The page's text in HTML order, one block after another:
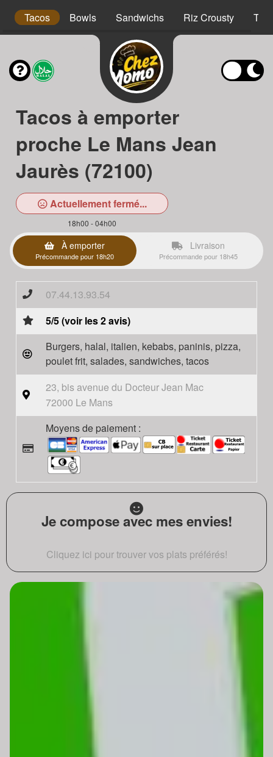
Tacos Bowls Sandwichs Riz Crousty Tex
Tacos à emporter
proche Le Mans Jean
Jaurès (72100)
Actuellement fermé...
18h00 - 04h00
À emporter
Précommande pour 18h20
Livraison
Précommande pour 18h45
07.44.13.93.54
5/5 (voir les 2 avis)
Burgers, halal, italien, kebabs, paninis, pizza,
poulet frit, salades, sandwiches, tacos
23, bis avenue du Docteur Jean Mac
72000 Le Mans
Moyens de paiement :
Je compose avec mes envies!
Cliquez ici pour trouver vos plats préférés!